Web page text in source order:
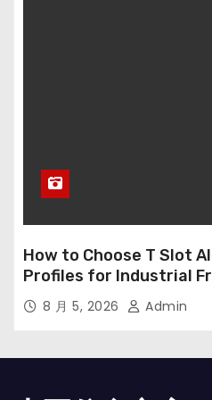
How to Choose T Slot
Profiles for Industrial
Solar Projects
8 月 5, 2026 Admin